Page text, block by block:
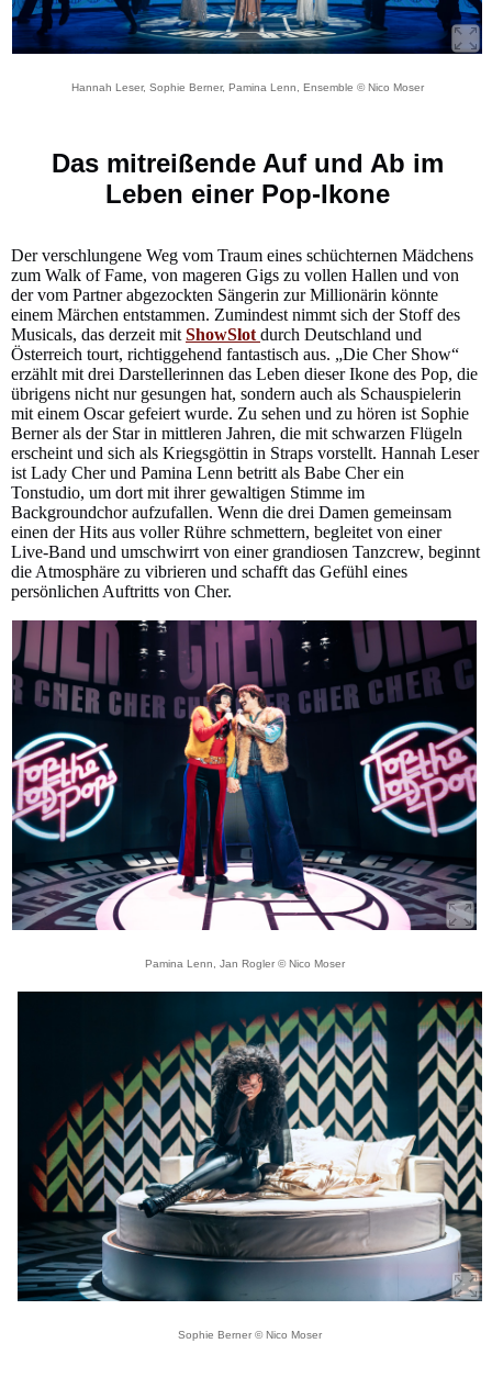
Hannah Leser, Sophie Berner, Pamina Lenn, Ensemble © Nico Moser
Das mitreißende Auf und Ab im
Leben einer Pop-Ikone
Der verschlungene Weg vom Traum eines schüchternen Mädchens
zum Walk of Fame, von mageren Gigs zu vollen Hallen und von
der vom Partner abgezockten Sängerin zur Millionärin könnte
einem Märchen entstammen. Zumindest nimmt sich der Stoff des
Musicals, das derzeit mit ShowSlot durch Deutschland und
Österreich tourt, richtiggehend fantastisch aus. „Die Cher Show“
erzählt mit drei Darstellerinnen das Leben dieser Ikone des Pop, die
übrigens nicht nur gesungen hat, sondern auch als Schauspielerin
mit einem Oscar gefeiert wurde. Zu sehen und zu hören ist Sophie
Berner als der Star in mittleren Jahren, die mit schwarzen Flügeln
erscheint und sich als Kriegsgöttin in Straps vorstellt. Hannah Leser
ist Lady Cher und Pamina Lenn betritt als Babe Cher ein
Tonstudio, um dort mit ihrer gewaltigen Stimme im
Backgroundchor aufzufallen. Wenn die drei Damen gemeinsam
einen der Hits aus voller Rühre schmettern, begleitet von einer
Live-Band und umschwirrt von einer grandiosen Tanzcrew, beginnt
die Atmosphäre zu vibrieren und schafft das Gefühl eines
persönlichen Auftritts von Cher.
Pamina Lenn, Jan Rogler © Nico Moser
Sophie Berner © Nico Moser